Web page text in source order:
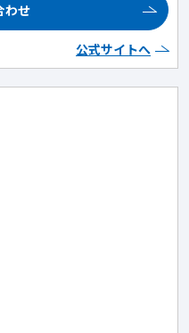
わせ
公式サイトへ